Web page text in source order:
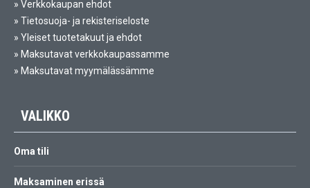
» Verkkokaupan ehdot
» Tietosuoja- ja rekisteriseloste
» Yleiset tuotetakuut ja ehdot
» Maksutavat verkkokaupassamme
» Maksutavat myymälässämme
VALIKKO
Oma tili
Maksaminen erissä